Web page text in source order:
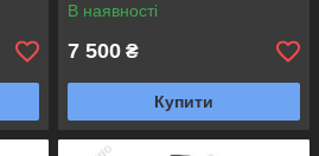
В наявності
7 500 ₴
Купити